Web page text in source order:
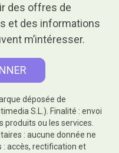
des offres de
et des informations
m’intéresser.
déposée de
S.L.). Finalité : envoi
ou les services.
: aucune donnée ne
: accès, rectification et